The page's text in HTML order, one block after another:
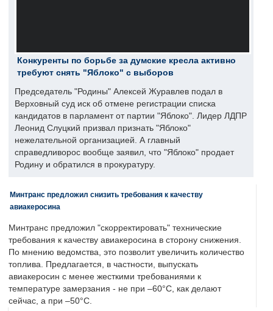
Конкуренты по борьбе за думские кресла активно
требуют снять "Яблоко" с выборов
Председатель "Родины" Алексей Журавлев подал в
Верховный суд иск об отмене регистрации списка
кандидатов в парламент от партии "Яблоко". Лидер ЛДПР
Леонид Слуцкий призвал признать "Яблоко"
нежелательной организацией. А главный
справедливорос вообще заявил, что "Яблоко" продает
Родину и обратился в прокуратуру.
Минтранс предложил снизить требования к качеству
авиакеросина
Минтранс предложил "скорректировать" технические
требования к качеству авиакеросина в сторону снижения.
По мнению ведомства, это позволит увеличить количество
топлива. Предлагается, в частности, выпускать
авиакеросин с менее жесткими требованиями к
температуре замерзания - не при –60°C, как делают
сейчас, а при –50°C.